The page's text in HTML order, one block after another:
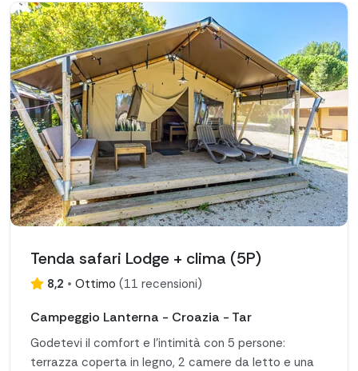
Tenda safari Lodge + clima (5P)
8,2 • Ottimo (11 recensioni)
Campeggio Lanterna - Croazia - Tar
Godetevi il comfort e l'intimità con 5 persone:
terrazza coperta in legno, 2 camere da letto e una